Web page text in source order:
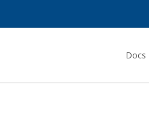
Docs